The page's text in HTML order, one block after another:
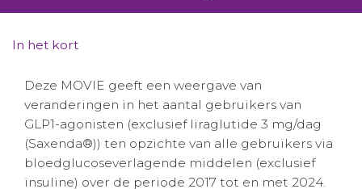
Contact
Winkelwagentje
Aanmelden nieuwsbrief
In het kort
Deze MOVIE geeft een weergave van
veranderingen in het aantal gebruikers van
GLP1-agonisten (exclusief liraglutide 3 mg/dag
(Saxenda®)) ten opzichte van alle gebruikers via
bloedglucoseverlagende middelen (exclusief
insuline) over de periode 2017 tot en met 2024.